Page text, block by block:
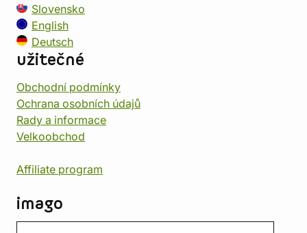
Slovensko
English
Deutsch
užitečné
Obchodní podmínky
Ochrana osobních údajů
Rady a informace
Velkoobchod
Affiliate program
imago